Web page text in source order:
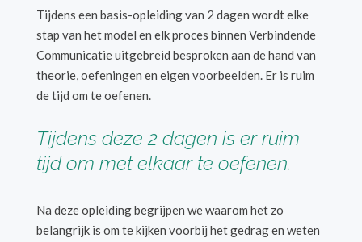
Tijdens een basis-opleiding van 2 dagen wordt elke
stap van het model en elk proces binnen Verbindende
Communicatie uitgebreid besproken aan de hand van
theorie, oefeningen en eigen voorbeelden. Er is ruim
de tijd om te oefenen.
Tijdens deze 2 dagen is er ruim
tijd om met elkaar te oefenen.
Na deze opleiding begrijpen we waarom het zo
belangrijk is om te kijken voorbij het gedrag en weten